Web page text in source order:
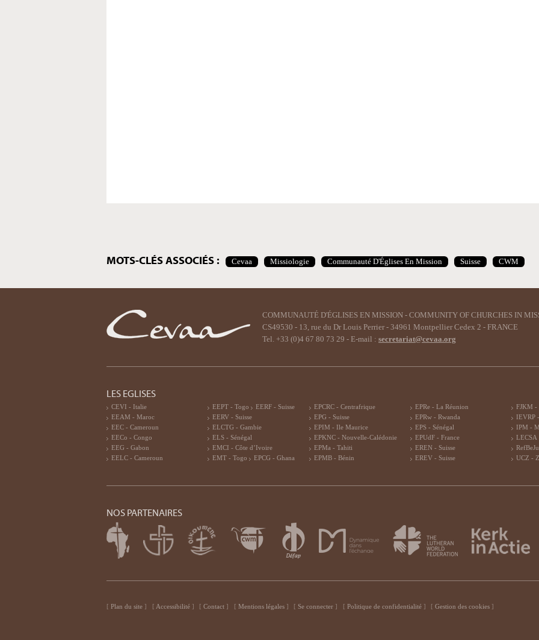
MOTS-CLÉS ASSOCIÉS : Cevaa Missiologie Communauté D'Églises En Mission Suisse CWM
COMMUNAUTÉ D'ÉGLISES EN MISSION - COMMUNITY OF CHURCHES IN
CS49530 - 13, rue du Dr Louis Perrier - 34961 Montpellier Cedex 2 - FRANCE
Tel. +33 (0)4 67 80 73 29 - E-mail : secretariat@cevaa.org
LES EGLISES
CEVI - Italie
EEAM - Maroc
EEC - Cameroun
EECo - Congo
EEG - Gabon
EELC - Cameroun
EEPT - Togo
EERF - Suisse
EERV - Suisse
ELCTG - Gambie
ELS - Sénégal
EMCI - Côte d’Ivoire
EMT - Togo
EPCG - Ghana
EPCRC - Centrafrique
EPG - Suisse
EPIM - Ile Maurice
EPKNC - Nouvelle-Calédonie
EPMa - Tahiti
EPMB - Bénin
EPRe - La Réunion
EPRw - Rwanda
EPS - Sénégal
EPUdF - France
EREN - Suisse
EREV - Suisse
FJKM -
IEVRP
IPM -
LECSA
UCZ -
NOS PARTENAIRES
Plan du site Accessibilité Contact Mentions légales Se connecter Politique de confidentialité Gestion des cookies